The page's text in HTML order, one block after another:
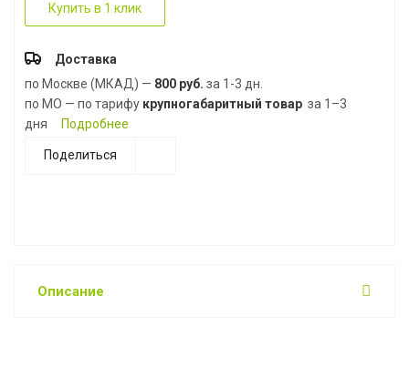
Купить в 1 клик
Доставка
по Москве (МКАД) — 800 руб. за 1-3 дн.
по МО — по тарифу крупногабаритный товар за 1–3
дня
Подробнее
Поделиться
Описание